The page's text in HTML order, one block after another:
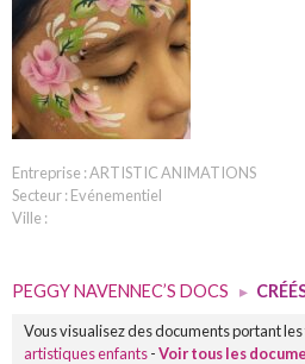
Entreprise : ARTISTIC ANIMATIONS
Secteur : Evénementiel
Ville :
PEGGY NAVENNEC’S DOCS ▸
Vous visualisez des documents portant
artistiques enfants-Voir tous les